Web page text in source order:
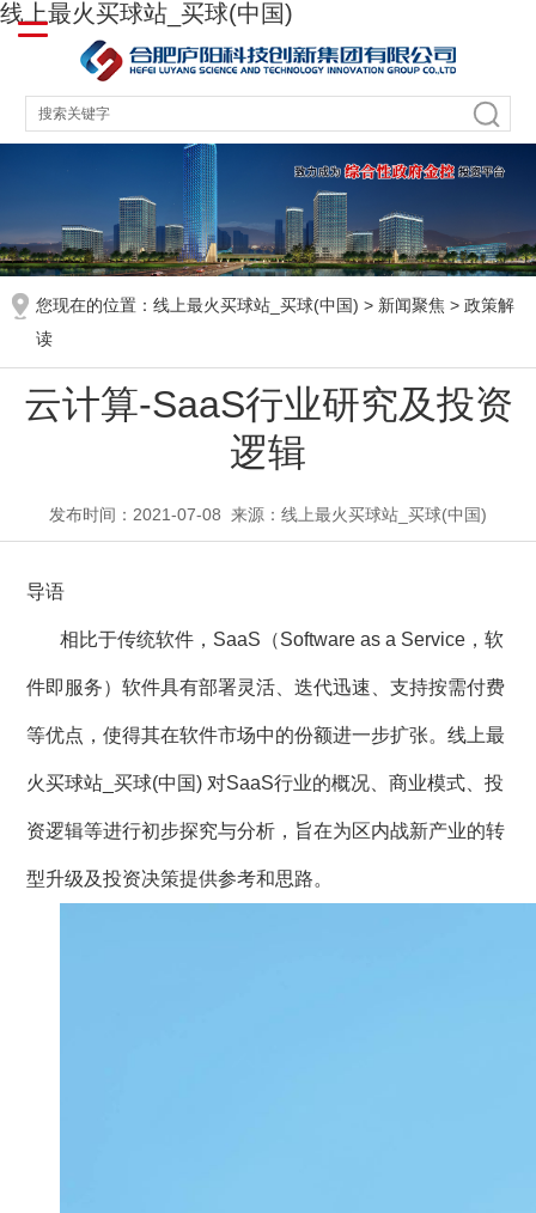
线上最火买球站_买球(中国)
您现在的位置： 线上最火买球站_买球(中国) > 新闻聚焦 > 政策解
读
云计算-SaaS行业研究及投资
逻辑
发布时间：2021-07-08 来源：线上最火买球站_买球(中国)
导语
相比于传统软件， SaaS （Software as a Service ，软
件即服务）软件具有部署灵活、迭代迅速、支持按需付费
等优点，使得其在软件市场中的份额进一步扩张。线上最
火买球站_买球(中国) 对SaaS行业的概况、商业模式、投
资逻辑等进行初步探究与分析，旨在为区内战新产业的转
型升级及投资决策提供参考和思路。